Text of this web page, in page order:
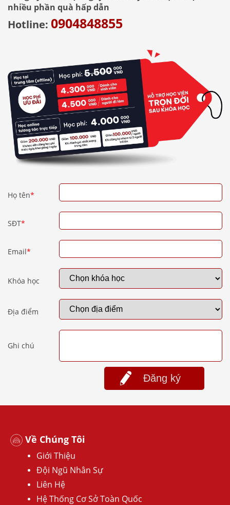
nhiều phần quà hấp dẫn
Hotline: 0904848855
Họ tên*
SĐT*
Email*
Khóa học
Địa điểm
Ghi chú
Đăng ký
Về Chúng Tôi
Giới Thiệu
Đội Ngũ Nhân Sự
Liên Hệ
Hệ Thống Cơ Sở Toàn Quốc